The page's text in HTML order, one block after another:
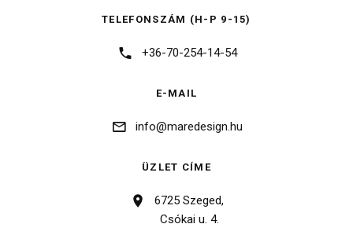
TELEFONSZÁM (H-P 9-15)
+36-70-254-14-54
E-MAIL
info@maredesign.hu
ÜZLET CÍME
6725 Szeged,
Csókai u. 4.